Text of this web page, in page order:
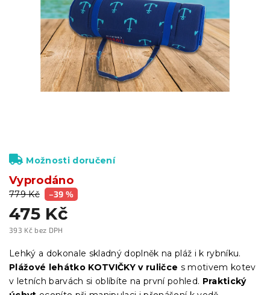
779 Kč –39 %
475 Kč
393 Kč bez DPH
cena:
Vyprodáno
Možnosti doručení
Lehký a dokonale skladný doplněk na pláž i k rybníku.
Plážové lehátko KOTVIČKY v ruličce s motivem kotev
v letních barvách si oblíbíte na první pohled. Praktický